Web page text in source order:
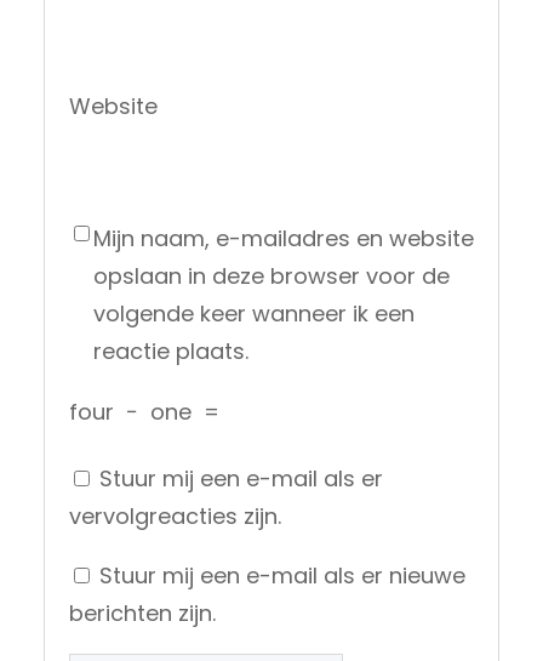
Website
Mijn naam, e-mailadres en website
opslaan in deze browser voor de
volgende keer wanneer ik een
reactie plaats.
four − one =
Stuur mij een e-mail als er
vervolgreacties zijn.
Stuur mij een e-mail als er nieuwe
berichten zijn.